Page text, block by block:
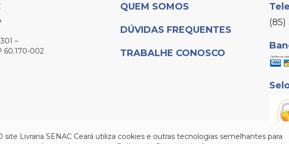
–
60.170-002
QUEM SOMOS
DÚVIDAS FREQUENTES
TRABALHE CONOSCO
site Livraria SENAC Ceará utiliza cookies e outras tecnologias semelhantes para